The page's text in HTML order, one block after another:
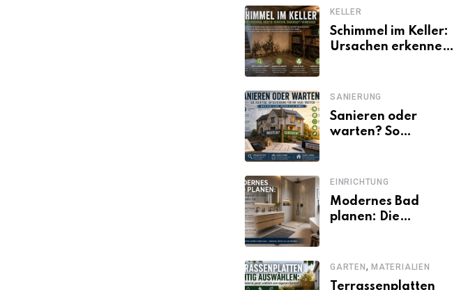
ökologische Wirkung
KELLER
Schimmel im Keller:
Ursachen erkennen
SANIERUNG
Sanieren oder
warten? So
unsicherer Kosten,
Zinsen und
Förderbedingungen
EINRICHTUNG
Modernes Bad
planen: Die
Umsetzung
GARTEN, MATERIALIEN
Terrassenplatten